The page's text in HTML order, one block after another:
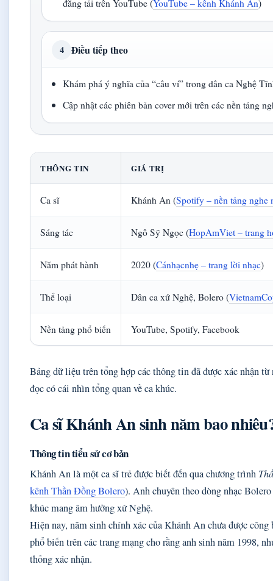
đăng tải trên YouTube (YouTube – kênh Khánh An)
4 Điều tiếp theo
Khám phá ý nghĩa của “câu ví” trong dân ca Nghệ
Cập nhật các phiên bản cover mới trên các nền tảng
THÔNG TIN GIÁ TRỊ
Ca sĩ Khánh An (Spotify – nền tảng nghe
Sáng tác Ngô Sỹ Ngọc (HopAmViet – trang
Năm phát hành 2020 (Cánhạcnhẹ – trang lời nhạc)
Thể loại Dân ca xứ Nghệ, Bolero (
Nền tảng phổ biến YouTube, Spotify, Facebook
Bảng dữ liệu trên tổng hợp các thông tin đã được xác nhận
đọc có cái nhìn tổng quan về ca khúc.
Ca sĩ Khánh An sinh năm bao
Thông tin tiểu sử cơ bản
Khánh An là một ca sĩ trẻ được biết đến qua chương trình
kênh Thần Đồng Bolero). Anh chuyên theo dòng nhạc
khúc mang âm hưởng xứ Nghệ.
Hiện nay, năm sinh chính xác của Khánh An chưa được
phổ biến trên các trang mạng cho rằng anh sinh năm 1998,
thống xác nhận.